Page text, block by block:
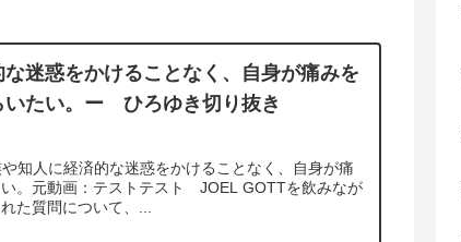
な迷惑をかけることなく、自身が痛みを
いたい。ー ひろゆき切り抜き
知人に経済的な迷惑をかけることなく、自身が痛
。元動画：テストテスト JOEL GOTTを飲みなが
質問について、...